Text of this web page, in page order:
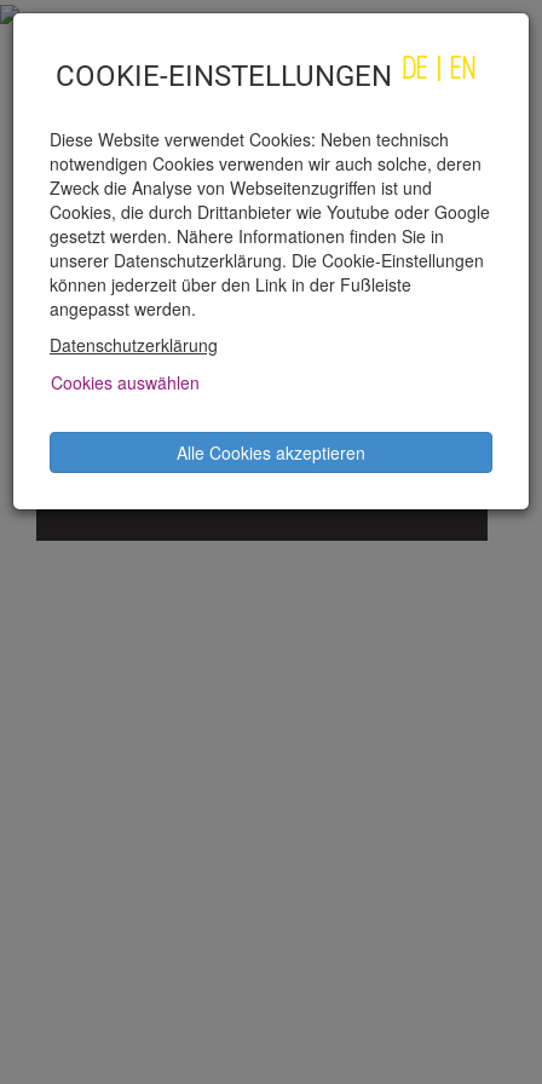
DE EN
GABRIEL DA COSTA
PRODUKTIONEN
Città del Vaticano
COOKIE-EINSTELLUNGEN
Diese Website verwendet Cookies: Neben technisch
notwendigen Cookies verwenden wir auch solche, deren
Zweck die Analyse von Webseitenzugriffen ist und
Cookies, die durch Drittanbieter wie Youtube oder Google
gesetzt werden. Nähere Informationen finden Sie in
unserer Datenschutzerklärung. Die Cookie-Einstellungen
können jederzeit über den Link in der Fußleiste
angepasst werden.
Datenschutzerklärung
Cookies auswählen
Alle Cookies akzeptieren